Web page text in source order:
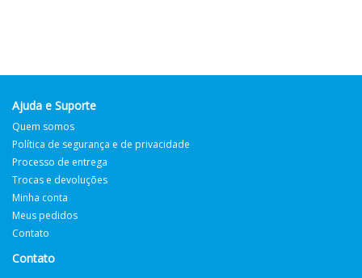
Ajuda e Suporte
Quem somos
Política de segurança e de privacidade
Processo de entrega
Trocas e devoluções
Minha conta
Meus pedidos
Contato
Contato